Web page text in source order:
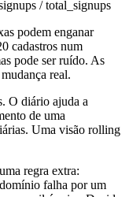
/ total_signups
podem enganar
cadastros num
pode ser ruído. As
real.
O diário ajuda a
de uma
Uma visão rolling
regra extra:
falha por um